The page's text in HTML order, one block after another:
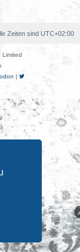
Zeiten sind UTC+02:00
Limited
|